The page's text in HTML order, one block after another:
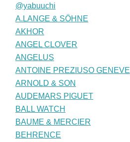
@yabuuchi
A.LANGE & SÖHNE
AKHOR
ANGEL CLOVER
ANGELUS
ANTOINE PREZIUSO GENEVE
ARNOLD & SON
AUDEMARS PIGUET
BALL WATCH
BAUME & MERCIER
BEHRENCE